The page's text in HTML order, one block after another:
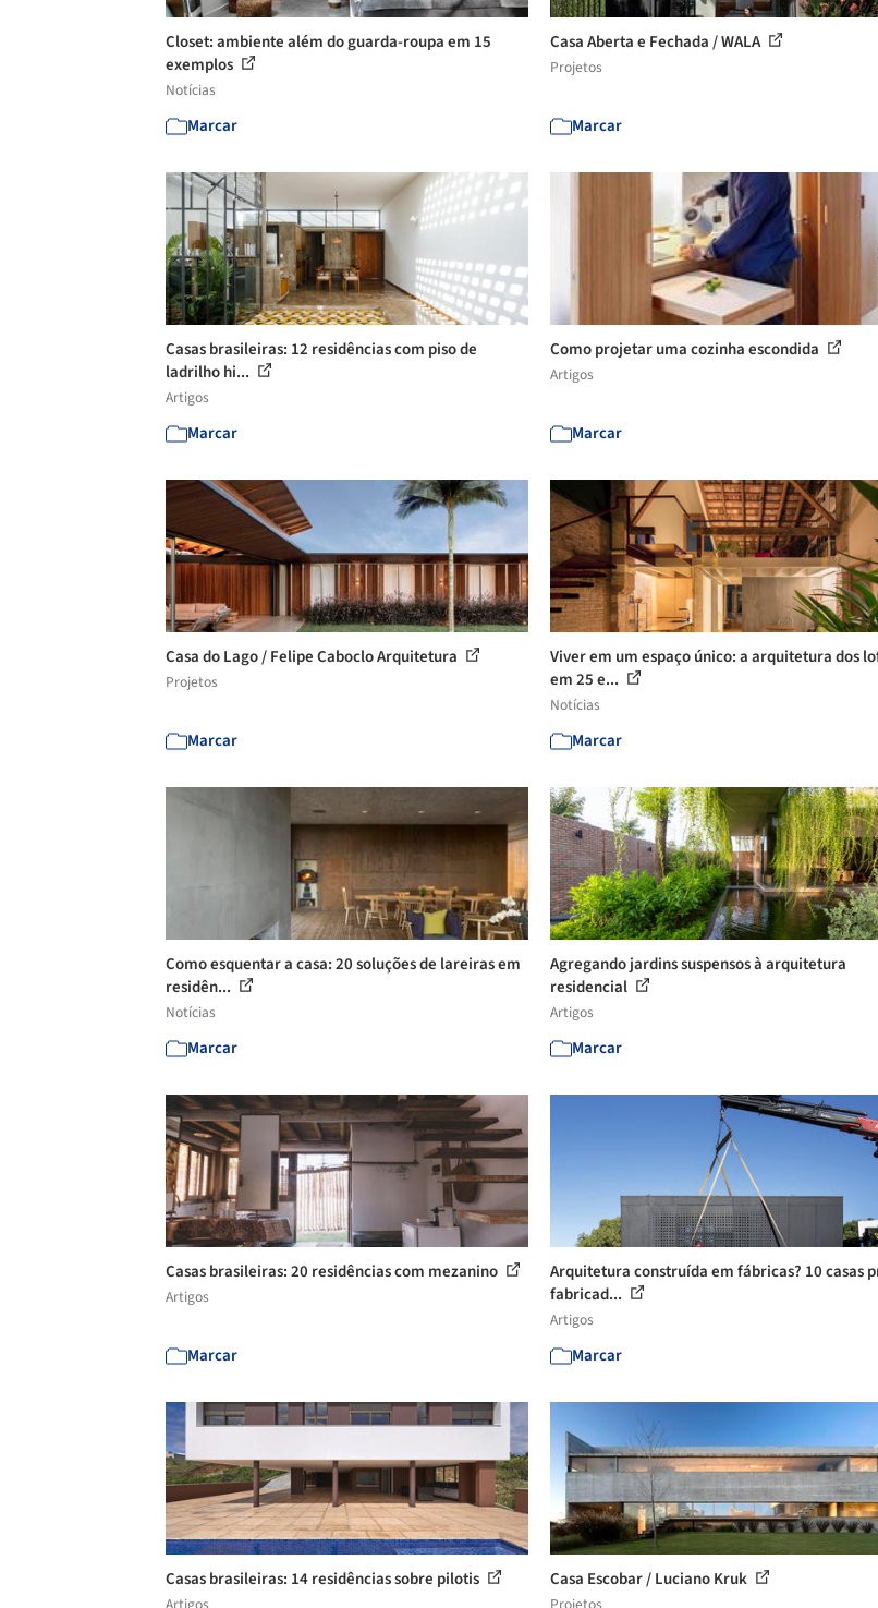
Closet: ambiente além do guarda-roupa em 15
exemplos
Notícias
Marcar
Casa Aberta e Fechada / WALA
Projetos
Marcar
Casas brasileiras: 12 residências com piso de
ladrilho hi...
Artigos
Marcar
Como projetar uma cozinha escondida
Artigos
Marcar
Casa do Lago / Felipe Caboclo Arquitetura
Projetos
Marcar
Viver em um espaço único: a arquitetura dos
em 25 e...
Notícias
Marcar
Como esquentar a casa: 20 soluções de lareiras em
residên...
Notícias
Marcar
Agregando jardins suspensos à arquitetura
residencial
Artigos
Marcar
Casas brasileiras: 20 residências com mezanino
Artigos
Marcar
Arquitetura construída em fábricas? 10 casas
fabricad...
Artigos
Marcar
Casas brasileiras: 14 residências sobre pilotis Casa Escobar / Luciano Kruk